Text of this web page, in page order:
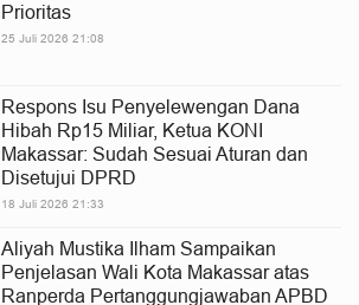
Prioritas
25 Juli 2026 21:08
Respons Isu Penyelewengan Dana
Hibah Rp15 Miliar, Ketua KONI
Makassar: Sudah Sesuai Aturan dan
Disetujui DPRD
18 Juli 2026 21:33
Aliyah Mustika Ilham Sampaikan
Penjelasan Wali Kota Makassar atas
Ranperda Pertanggungjawaban APBD